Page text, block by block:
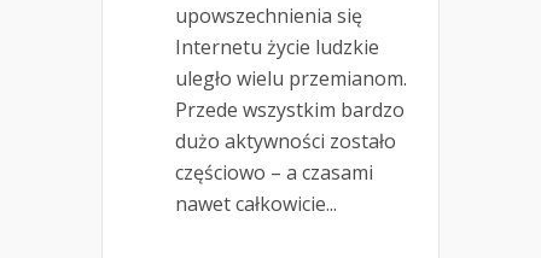
upowszechnienia się
Internetu życie ludzkie
uległo wielu przemianom.
Przede wszystkim bardzo
dużo aktywności zostało
częściowo – a czasami
nawet całkowicie...